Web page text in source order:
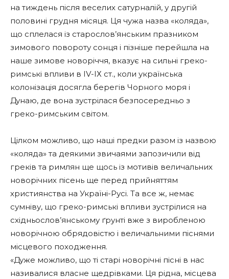
на тиждень після веселих сатурналій, у другій
половині грудня місяця. Ця чужа назва «коляда»,
що сплелася із старослов’янським празником
зимового повороту сонця і пізніше перейшла на
наше зимове новоріччя, вказує на сильні греко-
римські впливи в ІV-ІХ ст., коли українська
колонізація досягла берегів Чорного моря і
Дунаю, де вона зустрілася безпосередньо з
греко-римським світом.
Цілком можливо, що наші предки разом із назвою
«коляда» та деякими звичаями запозичили від
греків та римлян ще щось із мотивів величальних
новорічних пісень ще перед прийняттям
християнства на Україні-Русі. Та все ж, немає
сумніву, що греко-римські впливи зустрілися на
східньослов’янському ґрунті вже з виробленою
новорічною обрядовістю і величальними піснями
місцевого походження.
«Дуже можливо, що ті старі новорічні пісні в нас
називалися власне щедрівками. Ця рідна, місцева